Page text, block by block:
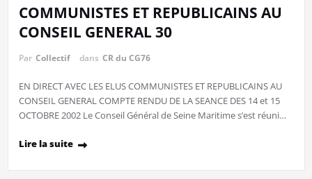
COMMUNISTES ET REPUBLICAINS AU
CONSEIL GENERAL 30
Par Collectif dans CR du CG76
EN DIRECT AVEC LES ELUS COMMUNISTES ET REPUBLICAINS AU
CONSEIL GENERAL COMPTE RENDU DE LA SEANCE DES 14 et 15
OCTOBRE 2002 Le Conseil Général de Seine Maritime s’est réuni…
Lire la suite